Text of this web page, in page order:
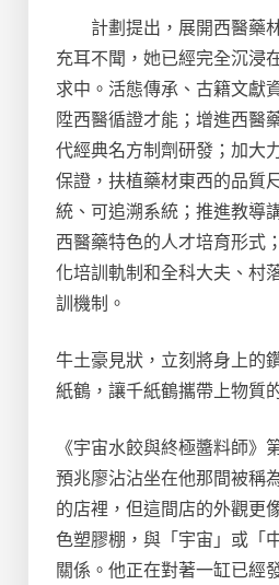
計劃提出，展開西醫藥
充耳不聞，她已經完全沉浸
求中。活態傳承、古籍文獻
陞西醫循證才能；增進西醫
代經典名方制劑研發；加大
保證，扶植藥材東西的品質
統、可追溯系統；推進教導
西醫藥特色的人才培育形式
化培訓軌制和全科大夫、村
訓機制。
牛土豪見狀，立刻將身上的
紙鶴，讓千紙鶴攜帶上物質
《宇宙水餃與終極醬料師》
預兆廖沾沾坐在他那間被稱
的店裡，但這間店的外觀更
色塑膠棚，與「宇宙」或「
關係。他正在對著一缸已經